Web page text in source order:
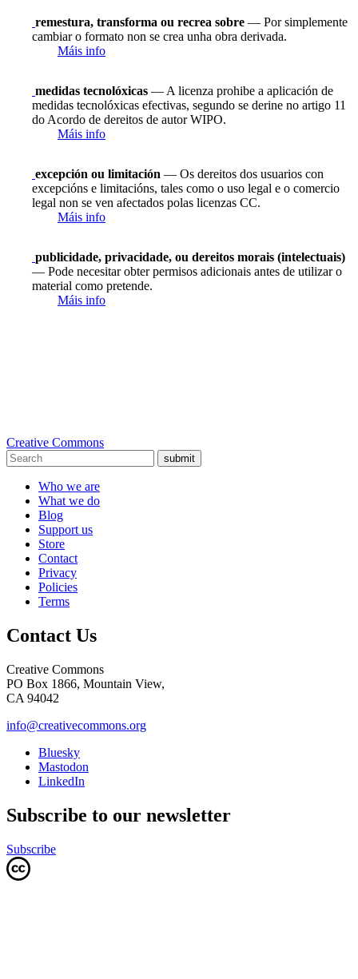
remestura, transforma ou recrea sobre — Por simplemente
cambiar o formato non se crea unha obra derivada.
Máis info
medidas tecnolóxicas — A licenza prohibe a aplicación de
medidas tecnolóxicas efectivas, segundo se derine no artigo 11
do Acordo de dereitos de autor WIPO.
Máis info
excepción ou limitación — Os dereitos dos usuarios con
excepcións e limitacións, tales como o uso legal e o comercio
legal non se ven afectados polas licenzas CC.
Máis info
publicidade, privacidade, ou dereitos morais (intelectuais)
— Pode necesitar obter permisos adicionais antes de utilizar o
material como pretende.
Máis info
Creative Commons
submit
Who we are
What we do
Blog
Support us
Store
Contact
Privacy
Policies
Terms
Contact Us
Creative Commons
PO Box 1866, Mountain View,
CA 94042
info@creativecommons.org
Bluesky
Mastodon
LinkedIn
Subscribe to our newsletter
Subscribe